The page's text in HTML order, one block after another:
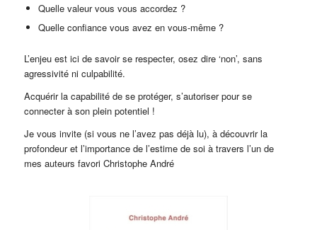
Quelle valeur vous vous accordez ?
Quelle confiance vous avez en vous-même ?
L’enjeu est ici de savoir se respecter, osez dire ‘non’, sans
agressivité ni culpabilité.
Acquérir la capabilité de se protéger, s’autoriser pour se
connecter à son plein potentiel !
Je vous invite (si vous ne l’avez pas déjà lu), à découvrir la
profondeur et l’importance de l’estime de soi à travers l’un de
mes auteurs favori Christophe André